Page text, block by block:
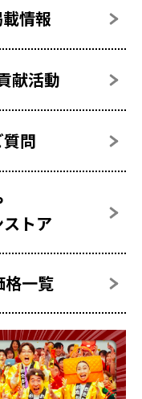
情報
献活動
問
トア
格一覧